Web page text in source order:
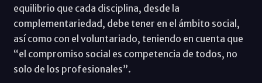
equilibrio que cada disciplina, desde la
complementariedad, debe tener en el ámbito social,
así como con el voluntariado, teniendo en cuenta que
“el compromiso social es competencia de todos, no
solo de los profesionales”.